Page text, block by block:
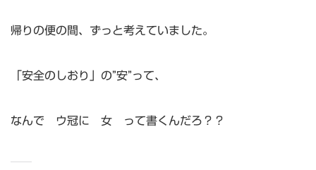
帰りの便の間、ずっと考えていました。
「安全のしおり」の”安”って、
なんで ウ冠に 女 って書くんだろ？？